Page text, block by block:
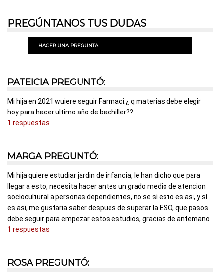
PREGÚNTANOS TUS DUDAS
HACER UNA PREGUNTA
PATEICIA PREGUNTÓ:
Mi hija en 2021 wuiere seguir Farmaci.¿ q materias debe elegir
hoy para hacer ultimo año de bachiller??
1 respuestas
MARGA PREGUNTÓ:
Mi hija quiere estudiar jardin de infancia, le han dicho que para
llegar a esto, necesita hacer antes un grado medio de atencion
sociocultural a personas dependientes, no se si esto es asi, y si
es asi, me gustaria saber despues de superar la ESO, que pasos
debe seguir para empezar estos estudios, gracias de antemano
1 respuestas
ROSA PREGUNTÓ: